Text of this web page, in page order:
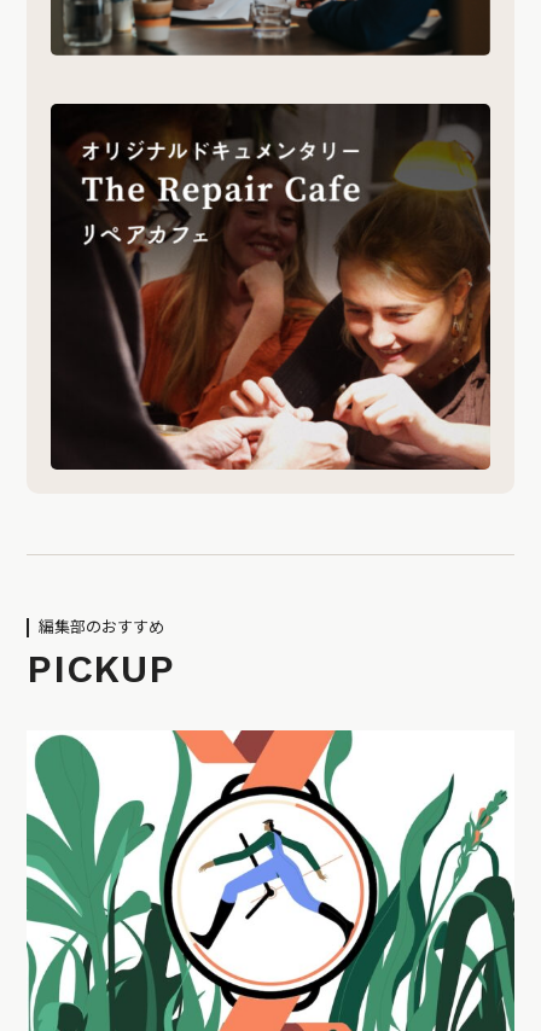
編集部のおすすめ
PICKUP